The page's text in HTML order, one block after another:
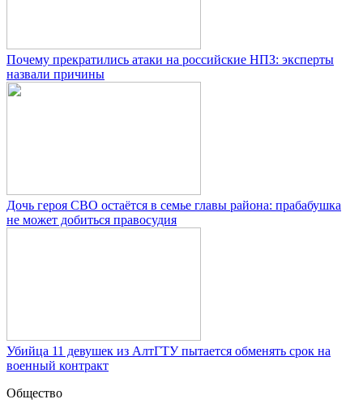
Почему прекратились атаки на российские НПЗ: эксперты
назвали причины
Дочь героя СВО остаётся в семье главы района: прабабушка
не может добиться правосудия
Убийца 11 девушек из АлтГТУ пытается обменять срок на
военный контракт
Общество